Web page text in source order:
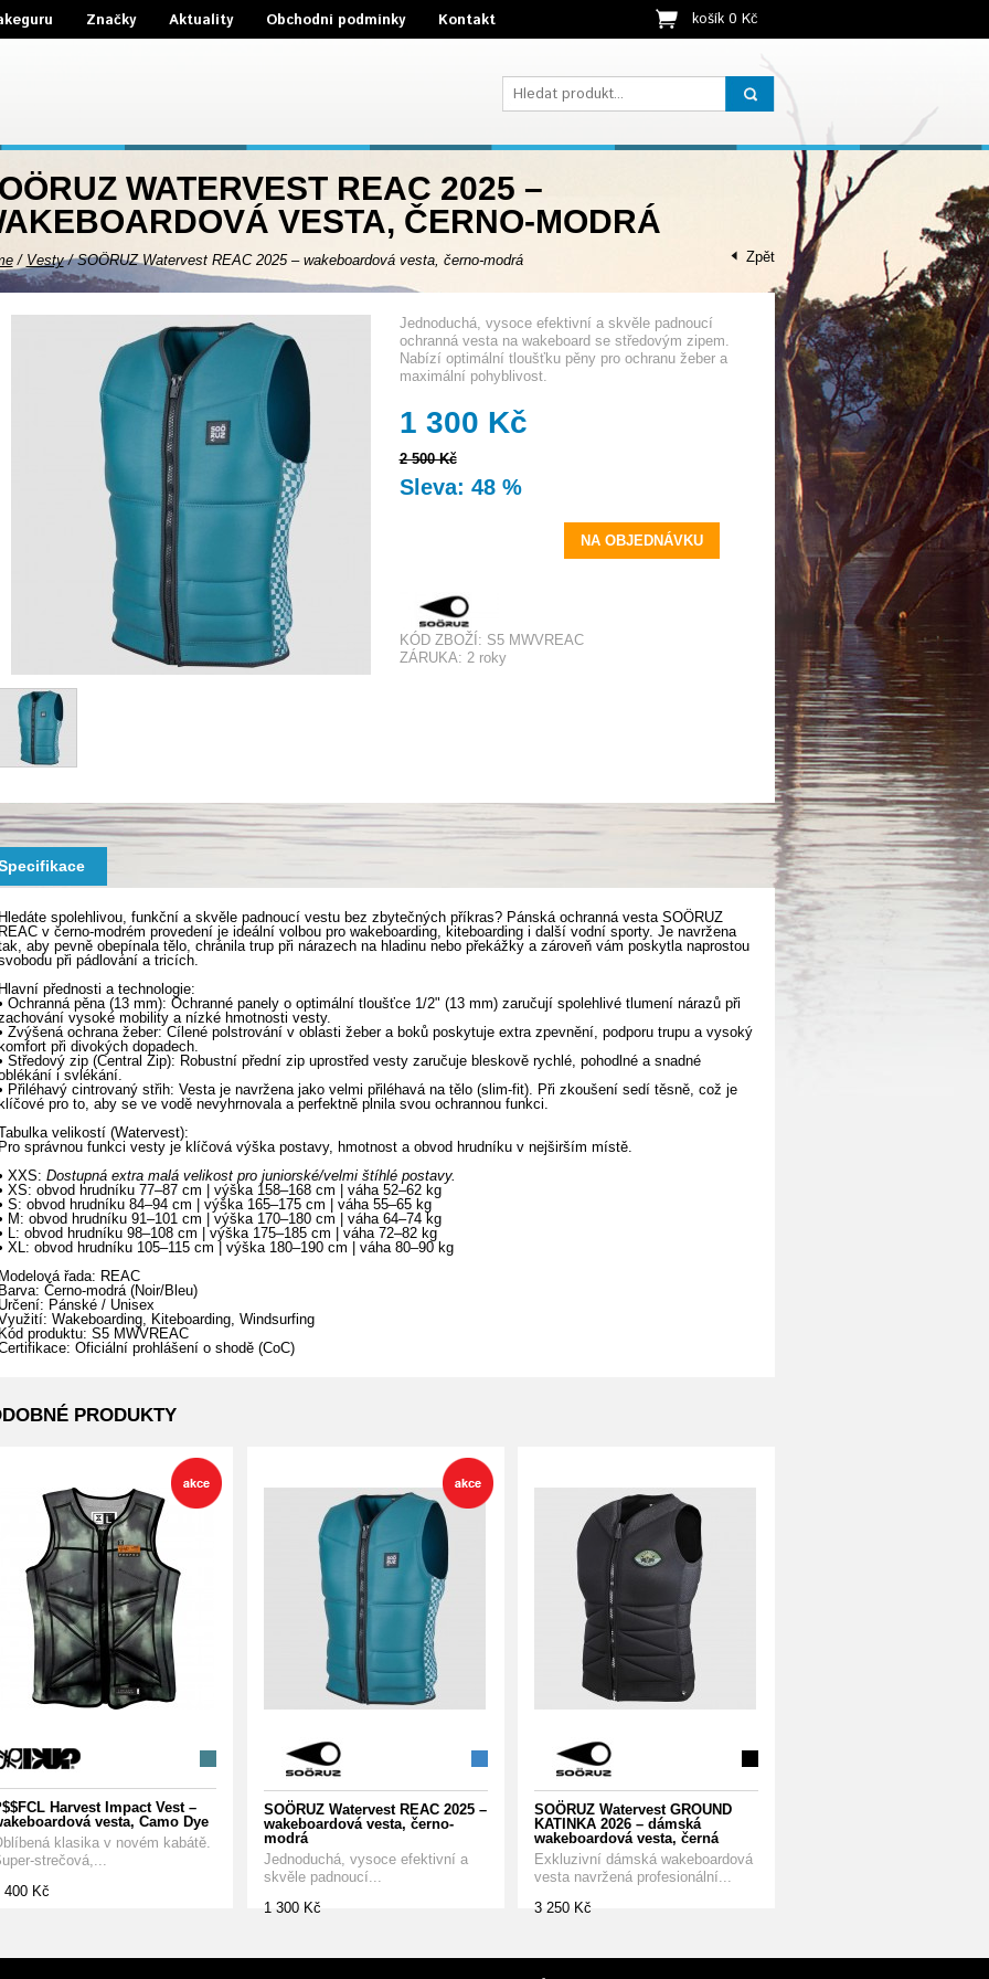
Značky Aktuality Obchodní podmínky Kontakt košík 0 Kč
WATERVEST REAC 2025 –
VESTA, ČERNO-MODRÁ
/ Vesty/SOÖRUZ Watervest REAC 2025 – wakeboardová vesta, černo-modrá Zpět
Jednoduchá, vysoce efektivní a skvěle padnoucí
ochranná vesta na wakeboard se středovým zipem.
Nabízí optimální tloušťku pěny pro ochranu žeber a
maximální pohyblivost.
1 300 Kč
2 500 Kč
Sleva: 48 %
NA OBJEDNÁVKU
KÓD ZBOŽÍ: S5 MWVREAC
ZÁRUKA: 2 roky
spolehlivou, funkční a skvěle padnoucí vestu bez zbytečných příkras? Pánská ochranná vesta SOÖRUZ
v černo-modrém provedení je ideální volbou pro wakeboarding, kiteboarding i další vodní sporty. Je navržena
aby pevně obepínala tělo, chránila trup při nárazech na hladinu nebo překážky a zároveň vám poskytla naprostou
při pádlování a tricích.
přednosti a technologie:
Ochranná pěna (13 mm): Ochranné panely o optimální tloušťce 1/2" (13 mm) zaručují spolehlivé tlumení nárazů při
vysoké mobility a nízké hmotnosti vesty.
Zvýšená ochrana žeber: Cílené polstrování v oblasti žeber a boků poskytuje extra zpevnění, podporu trupu a vysoký
při divokých dopadech.
Středový zip (Central Zip): Robustní přední zip uprostřed vesty zaručuje bleskově rychlé, pohodlné a snadné
i svlékání.
Přiléhavý cintrovaný střih: Vesta je navržena jako velmi přiléhavá na tělo (slim-fit). Při zkoušení sedí těsně, což je
pro to, aby se ve vodě nevyhrnovala a perfektně plnila svou ochrannou funkci.
velikostí (Watervest):
správnou funkci vesty je klíčová výška postavy, hmotnost a obvod hrudníku v nejširším místě.
XXS: Dostupná extra malá velikost pro juniorské/velmi štíhlé postavy.
XS: obvod hrudníku 77–87 cm | výška 158–168 cm | váha 52–62 kg
S: obvod hrudníku 84–94 cm | výška 165–175 cm | váha 55–65 kg
M: obvod hrudníku 91–101 cm | výška 170–180 cm | váha 64–74 kg
L: obvod hrudníku 98–108 cm | výška 175–185 cm | váha 72–82 kg
XL: obvod hrudníku 105–115 cm | výška 180–190 cm | váha 80–90 kg
řada: REAC
Černo-modrá (Noir/Bleu)
Pánské / Unisex
Wakeboarding, Kiteboarding, Windsurfing
produktu: S5 MWVREAC
Oficiální prohlášení o shodě (CoC)
PRODUKTY
Harvest Impact Vest –
vesta, Camo Dye
klasika v novém kabátě.
strečová,...
400 Kč
SOÖRUZ Watervest REAC 2025 –
wakeboardová vesta, černo-
modrá
Jednoduchá, vysoce efektivní a
skvěle padnoucí...
1 300 Kč
SOÖRUZ Watervest GROUND
KATINKA 2026 – dámská
wakeboardová vesta, černá
Exkluzivní dámská wakeboardová
vesta navržená profesionální...
3 250 Kč